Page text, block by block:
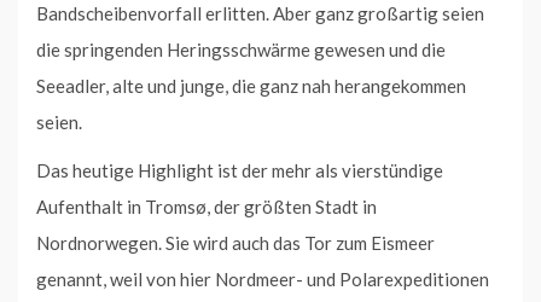
Bandscheibenvorfall erlitten. Aber ganz großartig seien
die springenden Heringsschwärme gewesen und die
Seeadler, alte und junge, die ganz nah herangekommen
seien.
Das heutige Highlight ist der mehr als vierstündige
Aufenthalt in Tromsø, der größten Stadt in
Nordnorwegen. Sie wird auch das Tor zum Eismeer
genannt, weil von hier Nordmeer- und Polarexpeditionen